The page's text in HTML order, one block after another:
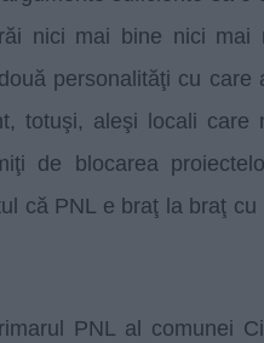
nici mai bine nici mai
personalităţi cu care
totuşi, aleşi locali care
de blocarea
că PNL e braţ la braţ
PNL al comunei